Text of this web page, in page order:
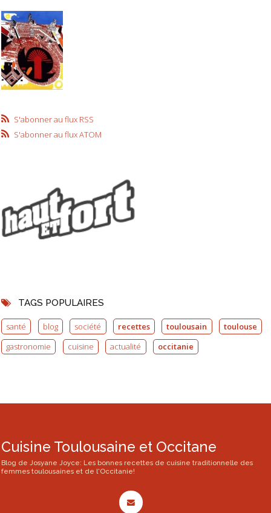
S'abonner au flux RSS
S'abonner au flux ATOM
TAGS POPULAIRES
santé blog société recettes toulousain
toulouse
gastronomie
cuisine actualité occitanie
Cuisine Toulousaine et Occitane
Blog de Josyane Joyce: Les bonnes recettes de cuisine traditionnelle des
femmes toulousaines et de l'Occitanie!